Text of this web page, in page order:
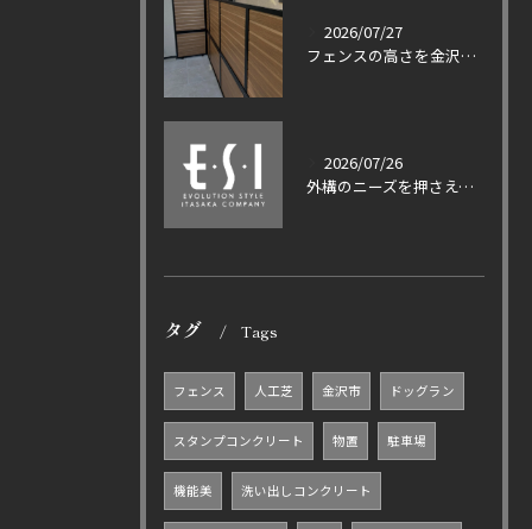
2026/07/27
フェンスの高さを金沢市の条例や積雪対策とともに適法に選ぶ実践ガイド
2026/07/26
外構のニーズを押さえて500万円投資の価値とセンスのいいプランを実現する方法
タグ Tags
フェンス 人工芝 金沢市 ドッグラン
スタンプコンクリート 物置 駐車場
機能美 洗い出しコンクリート